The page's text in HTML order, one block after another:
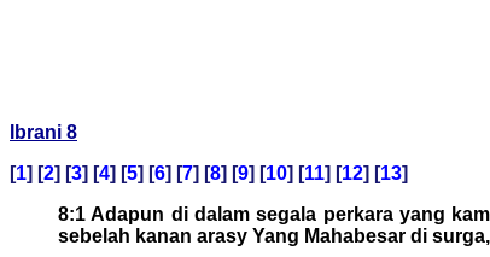
Ibrani 8
[1] [2] [3] [4] [5] [6] [7] [8] [9] [10] [11] [12] [13]
8:1 Adapun di dalam segala perkara yang
sebelah kanan arasy Yang Mahabesar di surga,